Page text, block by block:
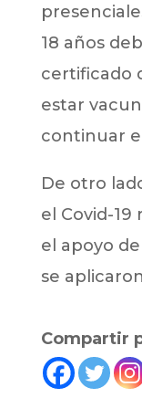
18 años
certificado
estar
continuar
De otro
el Covid-19
el apoyo
se
Compartir